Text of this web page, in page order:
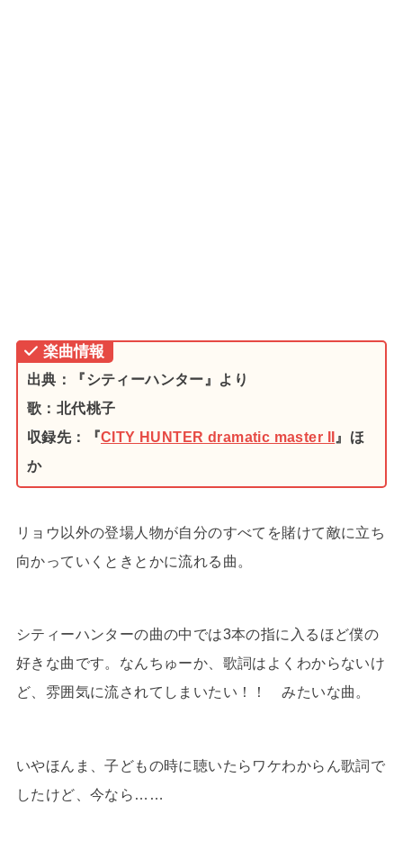
楽曲情報
出典：『シティーハンター』より
歌：北代桃子
収録先：『CITY HUNTER dramatic master II 』ほ
か
リョウ以外の登場人物が自分のすべてを賭けて敵に立ち
向かっていくときとかに流れる曲。
シティーハンターの曲の中では3本の指に入るほど僕の
好きな曲です。なんちゅーか、歌詞はよくわからないけ
ど、雰囲気に流されてしまいたい！！ みたいな曲。
いやほんま、子どもの時に聴いたらワケわからん歌詞で
したけど、今なら……